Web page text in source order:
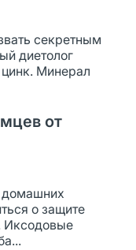
секретным
диетолог
Минерал
от
о защите
Иксодовые